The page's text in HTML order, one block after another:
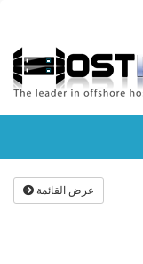
عرض القائمة